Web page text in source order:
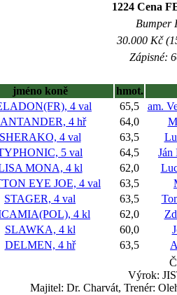
1224 Cena
Bumper
30.000 Kč
Zápisné:
jméno koně
hmot.
4 val 65,5
am.
4 hř 64,0
SHERAKO, 4 val 63,5
5 val 64,5
MONA, 4 kl 62,0
EYE JOE, 4 val 63,5
STAGER, 4 val 63,5
4 kl 62,0
SLAWKA, 4 kl 60,0
DELMEN, 4 hř 63,5
Výrok:
Majitel: Dr. Charvát, Trenér: